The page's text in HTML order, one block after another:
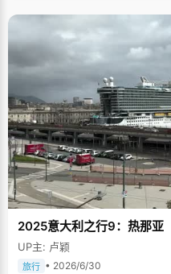
2025意大利之行9：热那亚
UP主: 卢颖
旅行 • 2026/6/30